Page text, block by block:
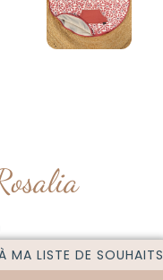
MA LISTE DE SOUHAITS